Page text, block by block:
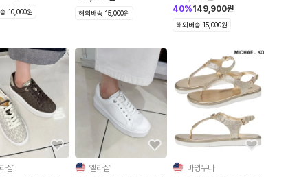
10,000원 해외배송 15,000원
40%149,900원
해외배송 15,000원
샵
엘라샵
바잉누나